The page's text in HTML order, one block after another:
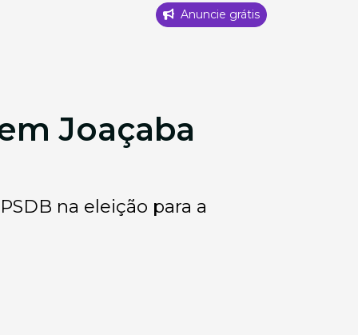
Anuncie grátis
Joaçaba
na eleição para a